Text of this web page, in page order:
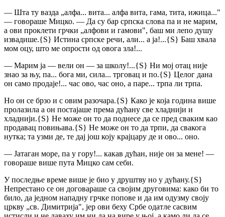
— Шта ту вазда „алфа... вита... алфа вита, гама, тита, ижица..."
— говораше Мицко. — Да су бар српска слова па и не марим,
а ови проклети грчки „алфови и гамови", баш ми лепо душу
извадише.{S} Истина српске речи, али... а ја!...{S} Баш хвала
мом оцу, што ме опрости од овога зла!...
— Марим ја — вели он — за школу!...{S} Ни мој отац није
знао за њу, па... бога ми, сила... трговац и по.{S} Целог дана
он само продаје!... час ово, час оно, а паре... трпа ли трпа.
Но он се брзо и с овим разочара.{S} Како је која година више
пролазила а он постајаше према дућану све хладнији и
хладнији.{S} Не може он то да поднесе да се пред сваким као
продавац повињава.{S} Не може он то да трпи, да свакога
нутка; та узми де, те дај још коју крајцару де и ово... оно.
— Јатаган море, па у гору!... какав дућан, није он за мене! —
говораше више пута Мицко сам себи.
У последње време више је био у друштву но у дућану.{S}
Непрестано се он договараше са својим друговима: како би то
било, да једном нападну грчке попове и да им одузму своју
цркву „св. Димитрија", јер ови беху Србе одатле сасвим